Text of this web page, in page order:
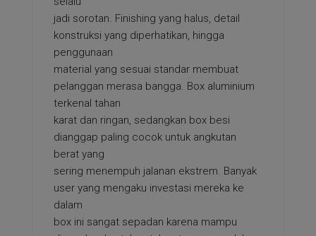
jadi sorotan. Finishing yang halus, detail
konstruksi yang diperhatikan, hingga
penggunaan
material yang sesuai standar membuat
pelanggan merasa bangga. Box aluminium
terkenal tahan
karat dan ringan, sedangkan box besi
dianggap paling cocok untuk angkutan
berat yang
sering menempuh jalanan ekstrem. Banyak
user yang mengaku investasi mereka ke
dalam
box ini sangat sepadan karena mampu